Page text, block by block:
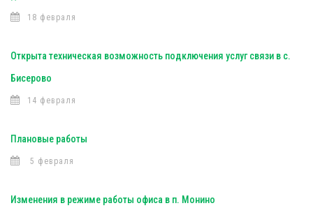
18 февраля
Открыта техническая возможность подключения услуг связи в с.
Бисерово
14 февраля
Плановые работы
5 февраля
Изменения в режиме работы офиса в п. Монино